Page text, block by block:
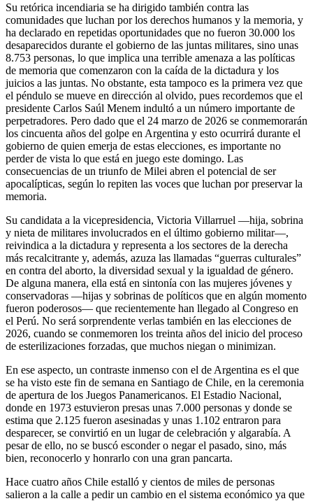
Su retórica incendiaria se ha dirigido también contra las
comunidades que luchan por los derechos humanos y la memoria, y
ha declarado en repetidas oportunidades que no fueron 30.000 los
desaparecidos durante el gobierno de las juntas militares, sino unas
8.753 personas, lo que implica una terrible amenaza a las políticas
de memoria que comenzaron con la caída de la dictadura y los
juicios a las juntas. No obstante, esta tampoco es la primera vez que
el péndulo se mueve en dirección al olvido, pues recordemos que el
presidente Carlos Saúl Menem indultó a un número importante de
perpetradores. Pero dado que el 24 marzo de 2026 se conmemorarán
los cincuenta años del golpe en Argentina y esto ocurrirá durante el
gobierno de quien emerja de estas elecciones, es importante no
perder de vista lo que está en juego este domingo. Las
consecuencias de un triunfo de Milei abren el potencial de ser
apocalípticas, según lo repiten las voces que luchan por preservar la
memoria.
Su candidata a la vicepresidencia, Victoria Villarruel —hija, sobrina
y nieta de militares involucrados en el último gobierno militar—,
reivindica a la dictadura y representa a los sectores de la derecha
más recalcitrante y, además, azuza las llamadas “guerras culturales”
en contra del aborto, la diversidad sexual y la igualdad de género.
De alguna manera, ella está en sintonía con las mujeres jóvenes y
conservadoras —hijas y sobrinas de políticos que en algún momento
fueron poderosos— que recientemente han llegado al Congreso en
el Perú. No será sorprendente verlas también en las elecciones de
2026, cuando se conmemoren los treinta años del inicio del proceso
de esterilizaciones forzadas, que muchos niegan o minimizan.
En ese aspecto, un contraste inmenso con el de Argentina es el que
se ha visto este fin de semana en Santiago de Chile, en la ceremonia
de apertura de los Juegos Panamericanos. El Estadio Nacional,
donde en 1973 estuvieron presas unas 7.000 personas y donde se
estima que 2.125 fueron asesinadas y unas 1.102 entraron para
desparecer, se convirtió en un lugar de celebración y algarabía. A
pesar de ello, no se buscó esconder o negar el pasado, sino, más
bien, reconocerlo y honrarlo con una gran pancarta.
Hace cuatro años Chile estalló y cientos de miles de personas
salieron a la calle a pedir un cambio en el sistema económico ya que